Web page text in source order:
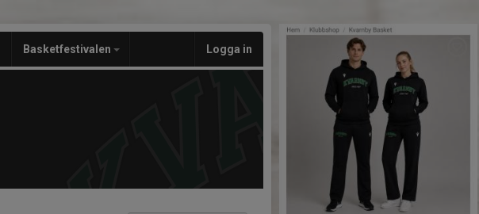
Basketfestivalen Logga in